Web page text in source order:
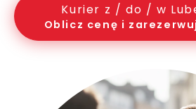
Kurier z / do / w
Oblicz cenę i